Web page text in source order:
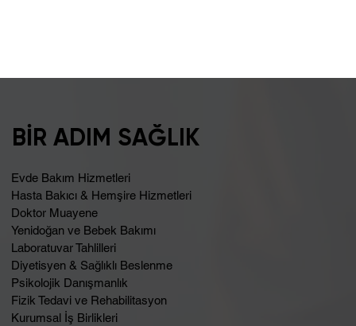
BİR ADIM SAĞLIK
Evde Bakım Hizmetleri
Hasta Bakıcı & Hemşire Hizmetleri
Doktor Muayene
Yenidoğan ve Bebek Bakımı
Laboratuvar Tahlilleri
Diyetisyen & Sağlıklı Beslenme
Psikolojik Danışmanlık
Fizik Tedavi ve Rehabilitasyon
Kurumsal İş Birlikleri